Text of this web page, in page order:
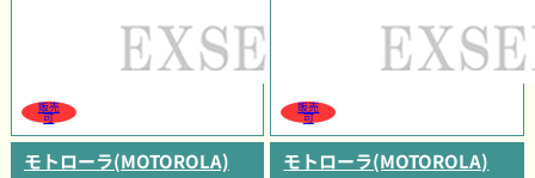
販売
可
販売
可
モトローラ(MOTOROLA) モトローラ(MOTOROLA)